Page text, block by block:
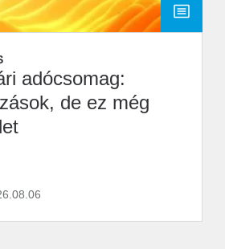
adócsomag:
de ez még